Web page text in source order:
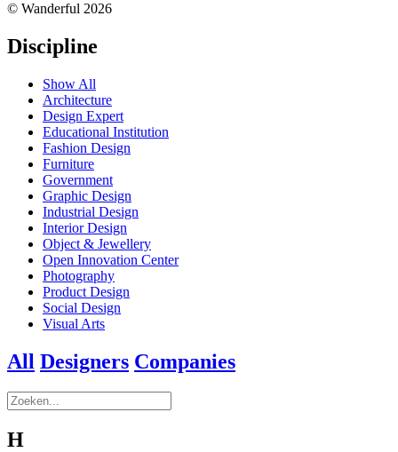
© Wanderful 2026
Discipline
Show All
Architecture
Design Expert
Educational Institution
Fashion Design
Furniture
Government
Graphic Design
Industrial Design
Interior Design
Object & Jewellery
Open Innovation Center
Photography
Product Design
Social Design
Visual Arts
All Designers Companies
H